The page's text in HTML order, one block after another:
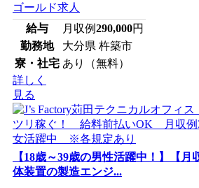
ゴールド求人
給与
月収例290,000円
勤務地
大分県 杵築市
寮・社宅 あり（無料）
詳しく
見る
【18歳～39歳の男性活躍中！】【
体装置の製造エンジ...